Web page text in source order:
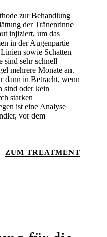
zur Behandlung
der Tränenrinne
injiziert, um das
in der Augenpartie
sowie Schatten
sind sehr schnell
mehrere Monate an.
dann in Betracht, wenn
sind oder kein
starken
ist eine Analyse
vor dem
ZUM TREATMENT